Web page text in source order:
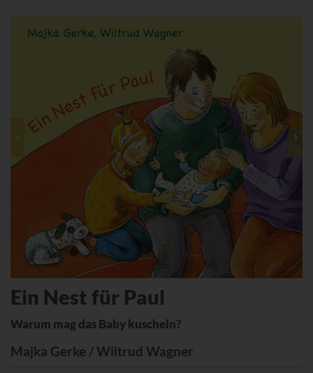
Ein Nest für Paul
Warum mag das Baby kuscheln?
Majka Gerke / Wiltrud Wagner